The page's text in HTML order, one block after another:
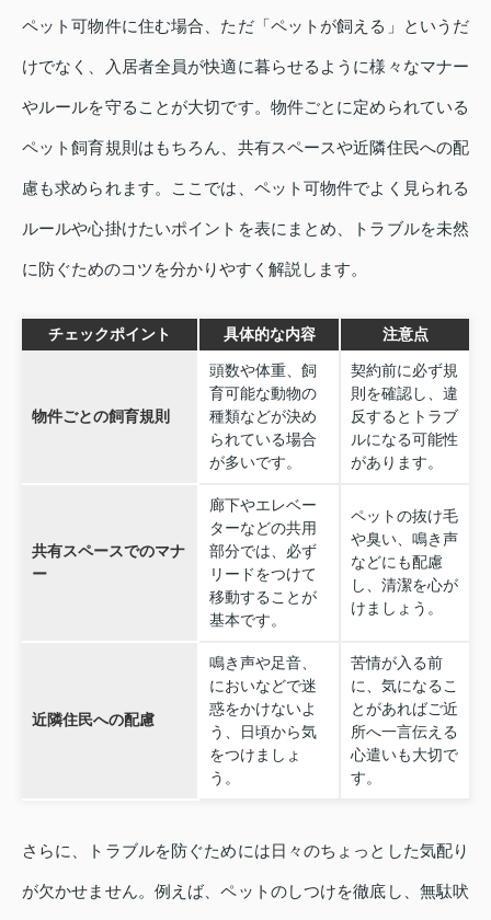
ペット可物件に住む場合、ただ「ペットが飼える」というだ
けでなく、入居者全員が快適に暮らせるように様々なマナー
やルールを守ることが大切です。物件ごとに定められている
ペット飼育規則はもちろん、共有スペースや近隣住民への配
慮も求められます。ここでは、ペット可物件でよく見られる
ルールや心掛けたいポイントを表にまとめ、トラブルを未然
に防ぐためのコツを分かりやすく解説します。
チェックポイント 具体的な内容 注意点
物件ごとの飼育規則
頭数や体重、飼
育可能な動物の
種類などが決め
られている場合
が多いです。
契約前に必ず規
則を確認し、違
反するとトラブ
ルになる可能性
があります。
共有スペースでのマナ
ー
廊下やエレベー
ターなどの共用
部分では、必ず
リードをつけて
移動することが
基本です。
ペットの抜け毛
や臭い、鳴き声
などにも配慮
し、清潔を心が
けましょう。
近隣住民への配慮
鳴き声や足音、
においなどで迷
惑をかけないよ
う、日頃から気
をつけましょ
う。
苦情が入る前
に、気になるこ
とがあればご近
所へ一言伝える
心遣いも大切で
す。
さらに、トラブルを防ぐためには日々のちょっとした気配り
が欠かせません。例えば、ペットのしつけを徹底し、無駄吠